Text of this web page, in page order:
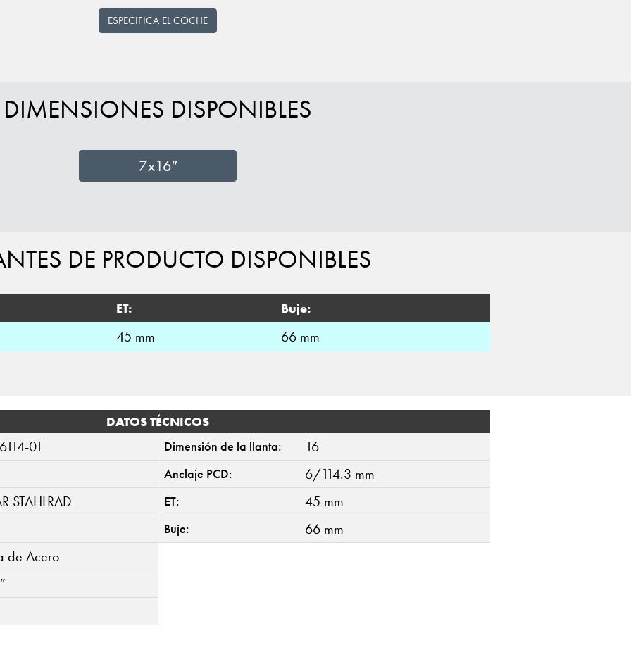
ESPECIFICA EL COCHE
DIMENSIONES DISPONIBLES
7x16″
DE PRODUCTO DISPONIBLES
ET: Buje:
45 mm 66 mm
DATOS TÉCNICOS
01
STAHLRAD
de Acero
Dimensión de la llanta: 16
Anclaje PCD: 6/114.3 mm
ET: 45 mm
Buje: 66 mm